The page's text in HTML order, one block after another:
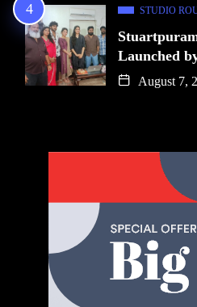
STUDIO
Launched
August 7,